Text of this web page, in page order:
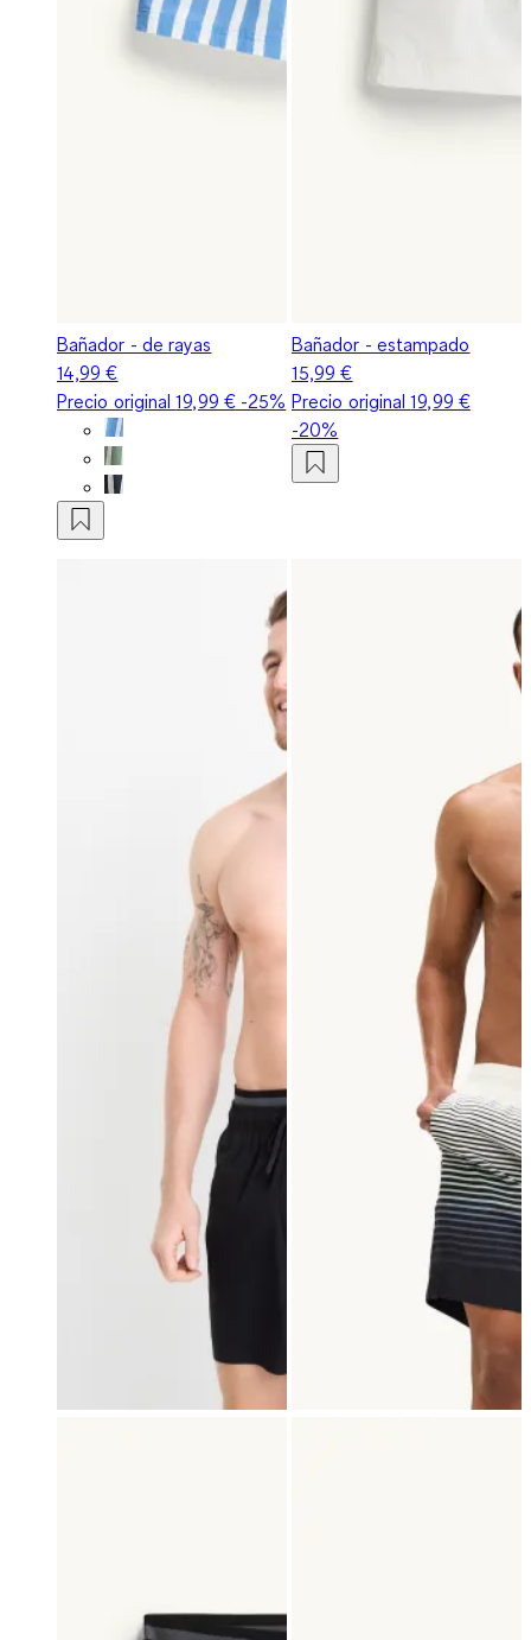
Bañador - de rayas
14,99 €
Precio original19,99 €-25%
Bañador - estampado
15,99 €
Precio original19,99 €
-20%